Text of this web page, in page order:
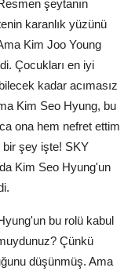
şeytanın
karanlık yüzünü
Kim Joo Young
Çocukları en iyi
kadar acımasız
Kim Seo Hyung, bu
ona hem nefret ettim
bir şey işte! SKY
Kim Seo Hyung'un
bu rolü kabul
Çünkü
düşünmüş. Ama